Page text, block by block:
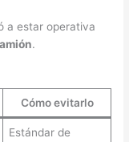
a estar operativa
.
Cómo evitarlo
Estándar de